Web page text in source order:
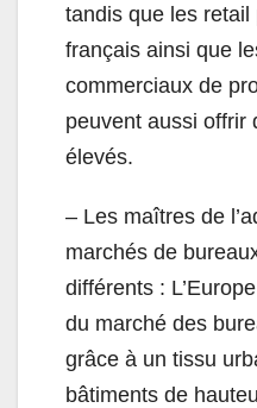
tandis que les
français ainsi que
commerciaux de
peuvent aussi offrir
élevés.
– Les maîtres de
marchés de
différents :
du marché des
grâce à un tissu
bâtiments de